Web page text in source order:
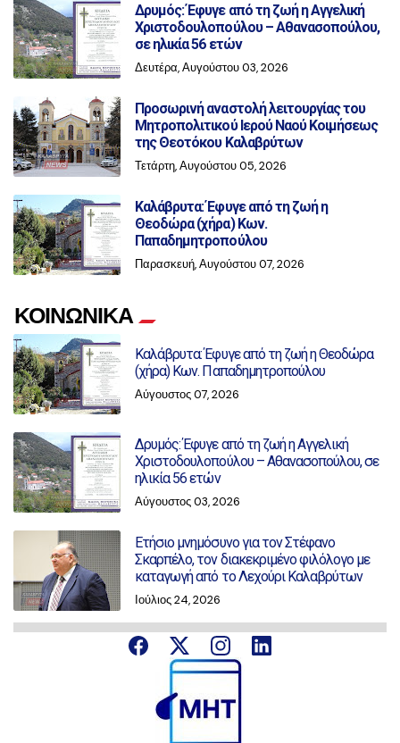
Δρυμός: Έφυγε από τη ζωή η Αγγελική
Χριστοδουλοπούλου – Αθανασοπούλου,
σε ηλικία 56 ετών
Δευτέρα, Αυγούστου 03, 2026
Προσωρινή αναστολή λειτουργίας του
Μητροπολιτικού Ιερού Ναού Κοιμήσεως
της Θεοτόκου Καλαβρύτων
Τετάρτη, Αυγούστου 05, 2026
Καλάβρυτα: Έφυγε από τη ζωή η
Θεοδώρα (χήρα) Κων.
Παπαδημητροπούλου
Παρασκευή, Αυγούστου 07, 2026
ΚΟΙΝΩΝΙΚΑ
Καλάβρυτα: Έφυγε από τη ζωή η Θεοδώρα
(χήρα) Κων. Παπαδημητροπούλου
Αύγουστος 07, 2026
Δρυμός: Έφυγε από τη ζωή η Αγγελική
Χριστοδουλοπούλου – Αθανασοπούλου, σε
ηλικία 56 ετών
Αύγουστος 03, 2026
Ετήσιο μνημόσυνο για τον Στέφανο
Σκαρπέλο, τον διακεκριμένο φιλόλογο με
καταγωγή από το Λεχούρι Καλαβρύτων
Ιούλιος 24, 2026